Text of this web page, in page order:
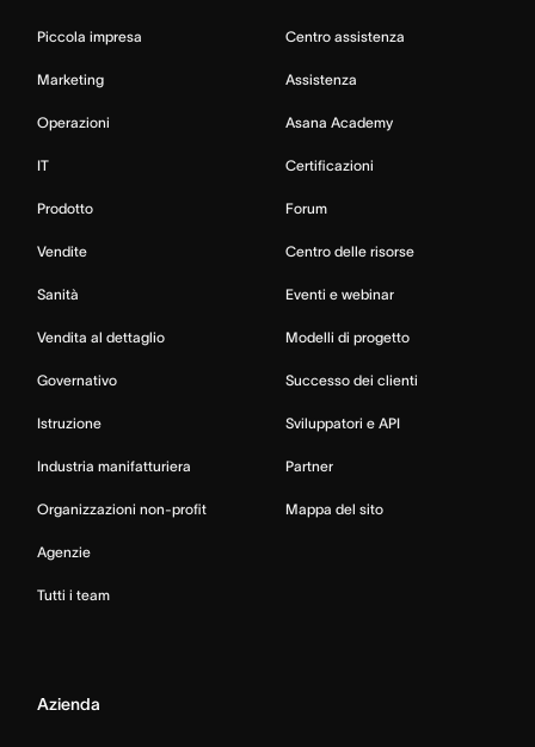
Piccola impresa
Marketing
Operazioni
IT
Prodotto
Vendite
Sanità
Vendita al dettaglio
Governativo
Istruzione
Industria manifatturiera
Organizzazioni non-profit
Agenzie
Tutti i team
Centro assistenza
Assistenza
Asana Academy
Certificazioni
Forum
Centro delle risorse
Eventi e webinar
Modelli di progetto
Successo dei clienti
Sviluppatori e API
Partner
Mappa del sito
Azienda